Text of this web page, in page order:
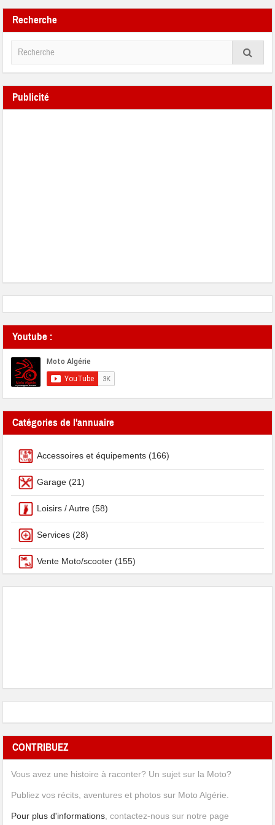
Recherche
Publicité
Youtube :
Catégories de l'annuaire
Accessoires et équipements (166)
Garage (21)
Loisirs / Autre (58)
Services (28)
Vente Moto/scooter (155)
CONTRIBUEZ
Vous avez une histoire à raconter? Un sujet sur la Moto?
Publiez vos récits, aventures et photos sur Moto Algérie.
Pour plus d'informations , contactez-nous sur notre page